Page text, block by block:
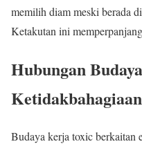
memilih diam meski berada
Ketakutan ini
Hubungan
Ketidakbahagiaan
Budaya kerja toxic berkaitan